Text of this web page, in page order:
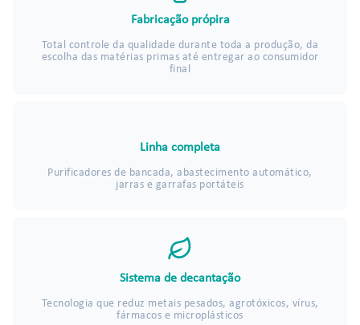
Fabricação própira
Total controle da qualidade durante toda a produção, da
escolha das matérias primas até entregar ao consumidor
final
Linha completa
Purificadores de bancada, abastecimento automático,
jarras e garrafas portáteis
Sistema de decantação
Tecnologia que reduz metais pesados, agrotóxicos, vírus,
fármacos e microplásticos